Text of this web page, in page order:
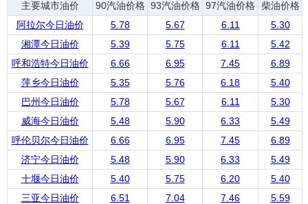
主要城市油价 90汽油价格 93汽油价格 97汽油价格
柴油价格
阿拉尔今日油价
5.78 5.67 6.11
5.30
湘潭今日油价
5.39 5.75 6.11
5.42
呼和浩特今日油价
6.66 6.95 7.45
6.89
萍乡今日油价
5.35 5.76 6.18
5.40
巴州今日油价
5.78 5.67 6.11
5.30
威海今日油价
5.48 5.90 6.33
5.49
呼伦贝尔今日油价
6.66 6.95 7.45
6.89
济宁今日油价
5.48 5.90 6.33
5.49
十堰今日油价
5.40 5.75 6.20
5.40
三亚今日油价
6.51 7.04 7.46 5.59